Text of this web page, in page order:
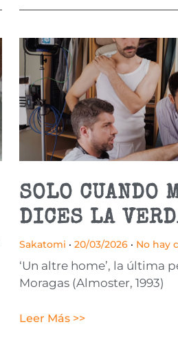
SOLO CUANDO
DICES LA
Sakatomi 20/03/2026 No hay
‘Un altre home’, la última
Moragas (Almoster, 1993)
Leer Más >>